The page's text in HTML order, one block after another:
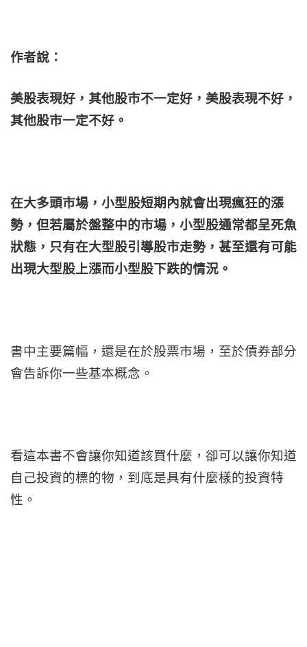
作者說：
美股表現好，其他股市不一定好，美股表現不好，
其他股市一定不好。
在大多頭市場，小型股短期內就會出現瘋狂的漲
勢，但若屬於盤整中的市場，小型股通常都呈死魚
狀態，只有在大型股引導股市走勢，甚至還有可能
出現大型股上漲而小型股下跌的情況。
書中主要篇幅，還是在於股票市場，至於債券部分
會告訴你一些基本概念。
看這本書不會讓你知道該買什麼，卻可以讓你知道
自己投資的標的物，到底是具有什麼樣的投資特
性。